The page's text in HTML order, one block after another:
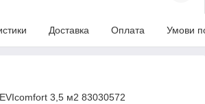
Доставка Оплата Умови
3,5 м2 83030572